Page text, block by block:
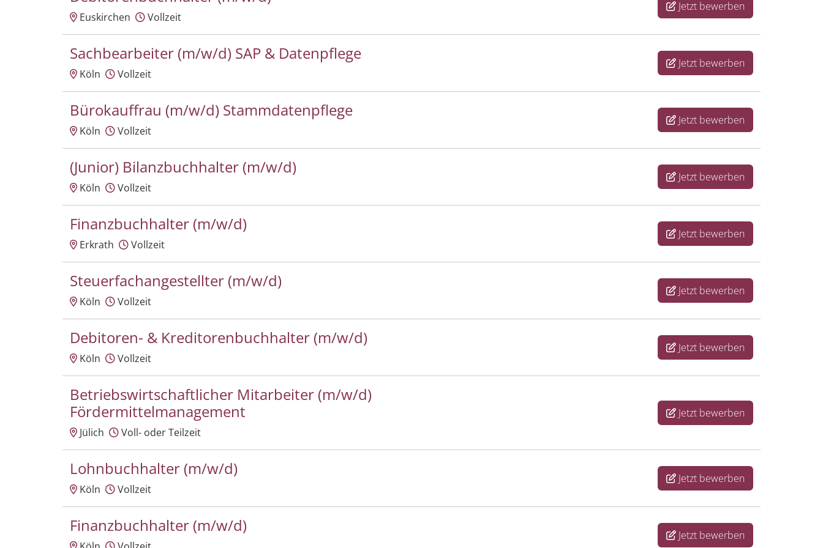
Euskirchen Vollzeit
Jetzt bewerben
Sachbearbeiter (m/w/d) SAP & Datenpflege
Köln Vollzeit
Jetzt bewerben
Bürokauffrau (m/w/d) Stammdatenpflege
Köln Vollzeit
Jetzt bewerben
(Junior) Bilanzbuchhalter (m/w/d)
Köln Vollzeit
Jetzt bewerben
Finanzbuchhalter (m/w/d)
Erkrath Vollzeit
Jetzt bewerben
Steuerfachangestellter (m/w/d)
Köln Vollzeit
Jetzt bewerben
Debitoren- & Kreditorenbuchhalter (m/w/d)
Köln Vollzeit
Jetzt bewerben
Betriebswirtschaftlicher Mitarbeiter (m/w/d)
Fördermittelmanagement
Jülich Voll- oder Teilzeit
Jetzt bewerben
Lohnbuchhalter (m/w/d)
Köln Vollzeit
Jetzt bewerben
Finanzbuchhalter (m/w/d) Jetzt bewerben